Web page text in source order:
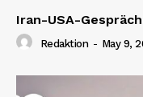
Iran-USA-
Redaktion - May 9,